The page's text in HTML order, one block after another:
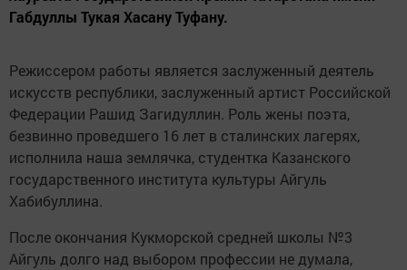
Габдуллы Тукая Хасану Туфану.
Режиссером работы является заслуженный деятель
искусств республики, заслуженный артист Российской
Федерации Рашид Загидуллин. Роль жены поэта,
безвинно проведшего 16 лет в сталинских лагерях,
исполнила наша землячка, студентка Казанского
государственного института культуры Айгуль
Хабибуллина.
После окончания Кукморской средней школы №3
Айгуль долго над выбором профессии не думала,